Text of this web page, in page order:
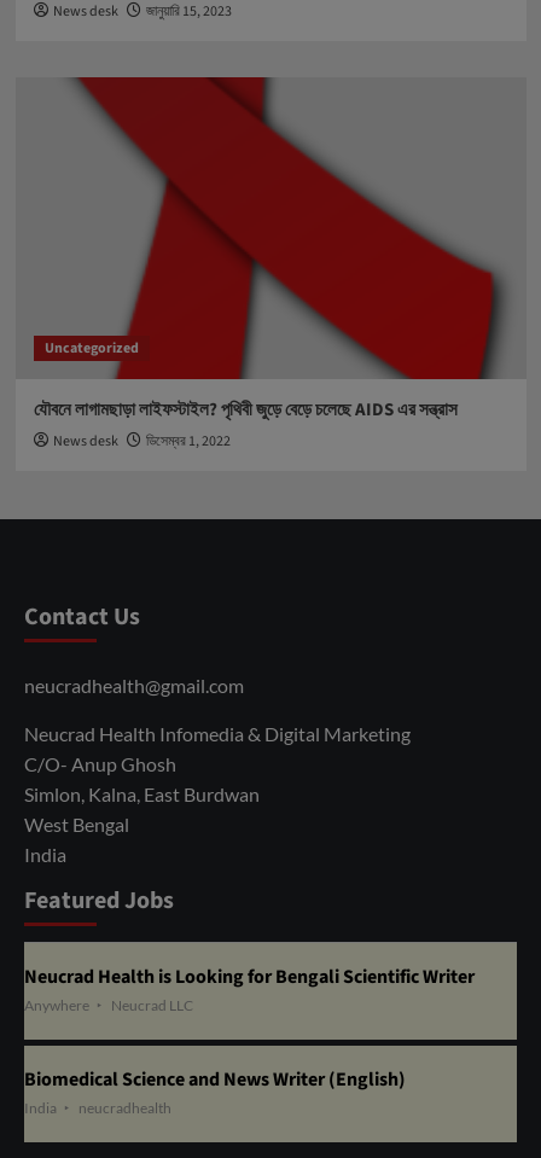
News desk জানুয়ারি 15, 2023
Uncategorized
যৌবনে লাগামছাড়া লাইফস্টাইল? পৃথিবী জুড়ে বেড়ে চলেছে AIDS এর সন্ত্রাস
News desk ডিসেম্বর 1, 2022
Contact Us
neucradhealth@gmail.com
Neucrad Health Infomedia & Digital Marketing
C/O- Anup Ghosh
Simlon, Kalna, East Burdwan
West Bengal
India
Featured Jobs
Neucrad Health is Looking for Bengali Scientific Writer
Anywhere Neucrad LLC
Biomedical Science and News Writer (English)
India neucradhealth